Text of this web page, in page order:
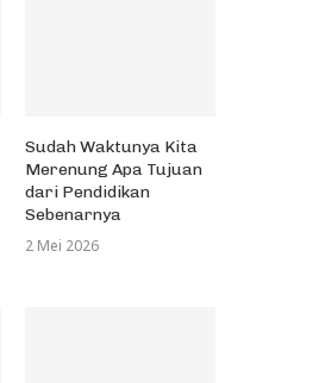
Sudah Waktunya Kita
Merenung Apa Tujuan
dari Pendidikan
Sebenarnya
2 Mei 2026